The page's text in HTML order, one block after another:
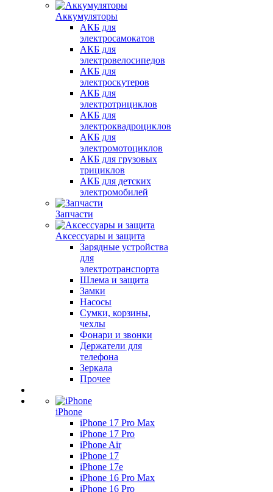
Аккумуляторы
АКБ для
электросамокатов
АКБ для
электровелосипедов
АКБ для
электроскутеров
АКБ для
электротрициклов
АКБ для
электроквадроциклов
АКБ для
электромотоциклов
АКБ для грузовых
трициклов
АКБ для детских
электромобилей
Запчасти
Аксессуары и защита
Зарядные устройства
для
электротранспорта
Шлема и защита
Замки
Насосы
Сумки, корзины,
чехлы
Фонари и звонки
Держатели для
телефона
Зеркала
Прочее
iPhone
iPhone 17 Pro Max
iPhone 17 Pro
iPhone Air
iPhone 17
iPhone 17e
iPhone 16 Pro Max
iPhone 16 Pro